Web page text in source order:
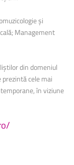
și
Management
din domeniul
cele mai
în viziune